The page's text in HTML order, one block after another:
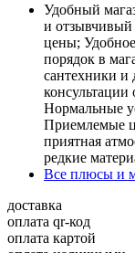
Удобный
и
цены;
порядок в
сантехники и
Нормальные
Приемлемые
приятная
редкие
Все плюсы и
доставка
оплата qr-код
оплата картой